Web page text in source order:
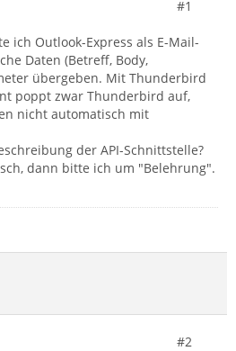
#1
ich Outlook-Express als E-Mail-
Daten (Betreff, Body,
übergeben. Mit Thunderbird
poppt zwar Thunderbird auf,
nicht automatisch mit
der API-Schnittstelle?
dann bitte ich um "Belehrung".
#2